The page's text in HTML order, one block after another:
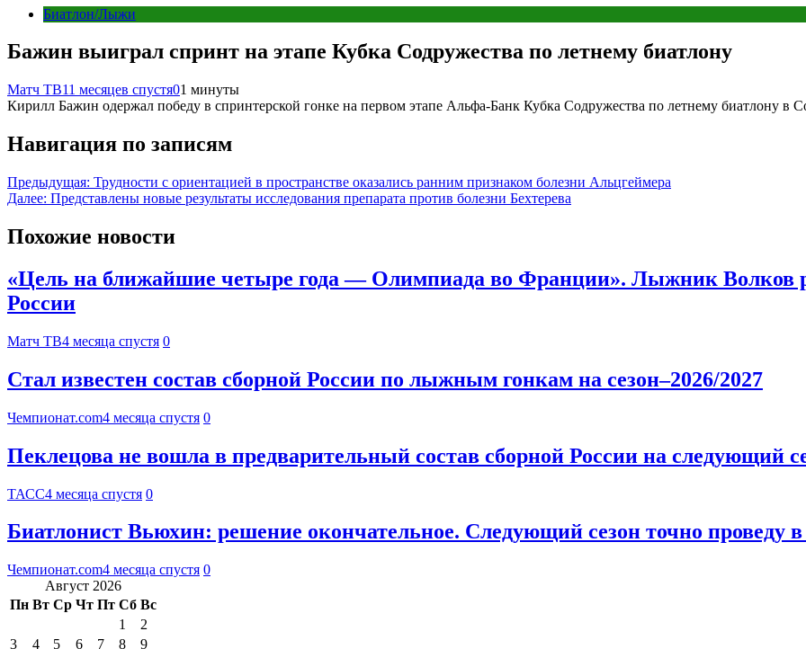
Биатлон/Лыжи
Бажин выиграл спринт на этапе Кубка Содружества по летнему биатлону
Матч ТВ11 месяцев спустя01 минуты
Кирилл Бажин одержал победу в спринтерской гонке на первом этапе Альфа‑Банк Кубка Содружества по летнему биатлону в
Навигация по записям
Предыдущая: Трудности с ориентацией в пространстве оказались ранним признаком болезни Альцгеймера
Далее: Представлены новые результаты исследования препарата против болезни Бехтерева
Похожие новости
«Цель на ближайшие четыре года — Олимпиада во Франции». Лыжник Волков
России
Матч ТВ4 месяца спустя 0
Стал известен состав сборной России по лыжным гонкам на сезон–2026/2027
Чемпионат.com4 месяца спустя 0
Пеклецова не вошла в предварительный состав сборной России на следующий
ТАСС4 месяца спустя 0
Биатлонист Вьюхин: решение окончательное. Следующий сезон точно проведу
Чемпионат.com4 месяца спустя 0
Август 2026
Пн Вт Ср Чт Пт Сб Вс
1
2
3
4 5 6 7 8 9